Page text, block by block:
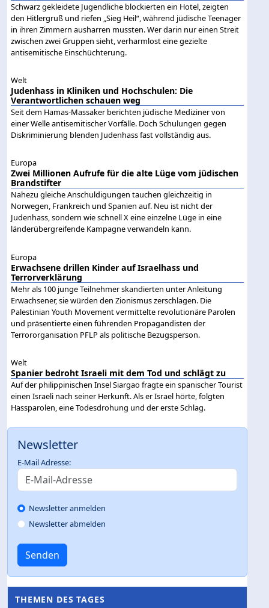
Schwarz gekleidete Jugendliche blockierten ein Hotel, zeigten
den Hitlergruß und riefen „Sieg Heil“, während jüdische Teenager
in ihren Zimmern ausharren mussten. Wer darin nur einen Streit
zwischen zwei Gruppen sieht, verharmlost eine gezielte
antisemitische Einschüchterung.
Welt
Judenhass in Kliniken und Hochschulen: Die
Verantwortlichen schauen weg
Seit dem Hamas-Massaker berichten jüdische Mediziner von
einer Welle antisemitischer Vorfälle. Doch Schulungen gegen
Diskriminierung blenden Judenhass fast vollständig aus.
Europa
Zwei Millionen Aufrufe für die alte Lüge vom jüdischen
Brandstifter
Nahezu gleiche Anschuldigungen tauchen gleichzeitig in
Norwegen, Frankreich und Spanien auf. Neu ist nicht der
Judenhass, sondern wie schnell X eine einzelne Lüge in eine
länderübergreifende Kampagne verwandeln kann.
Europa
Erwachsene drillen Kinder auf Israelhass und
Terrorverklärung
Mehr als 100 junge Teilnehmer skandierten unter Anleitung
Erwachsener, sie würden den Zionismus zerschlagen. Die
Palestinian Youth Movement vermittelte revolutionäre Parolen
und präsentierte einen führenden Propagandisten der
Terrororganisation PFLP als politische Bezugsperson.
Welt
Spanier bedroht Israeli mit dem Tod und schlägt zu
Auf der philippinischen Insel Siargao fragte ein spanischer Tourist
einen Israeli nach seiner Herkunft. Als er Israel hörte, folgten
Hassparolen, eine Todesdrohung und der erste Schlag.
Newsletter
E-Mail Adresse:
Newsletter anmelden
Newsletter abmelden
Senden
THEMEN DES TAGES